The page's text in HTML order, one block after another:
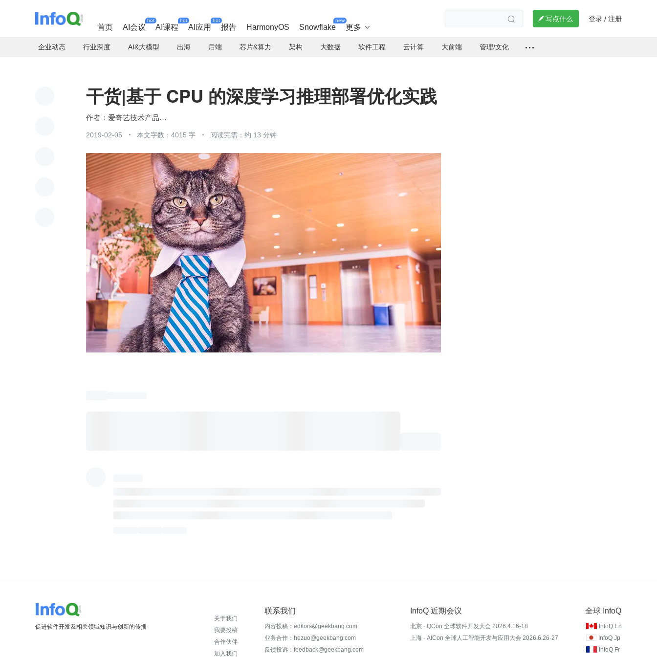
首页 AI会议
hot
AI课程
hot
AI应用
hot
报告 HarmonyOS Snowflake
new
更多 
  写点什么 登录 / 注册
企业动态 行业深度 AI&大模型 出海 后端 芯片&算力 架构 大数据 软件工程 云计算 大前端 管理/文化
干货|基于 CPU 的深度学习推理部署优化实践
爱奇艺技术产品团队
2019-02-05 本文字数：4015 字 阅读完需：约 13 分钟
促进软件开发及相关领域知识与创新的传播
关于我们
我要投稿
合作伙伴
加入我们
联系我们
内容投稿：editors@geekbang.com
业务合作：hezuo@geekbang.com
反馈投诉：feedback@geekbang.com
InfoQ 近期会议
北京 · QCon 全球软件开发大会 2026.4.16-18
上海 · AICon 全球人工智能开发与应用大会 2026.6.26-27
全球 InfoQ
InfoQ En
InfoQ Jp
InfoQ Fr